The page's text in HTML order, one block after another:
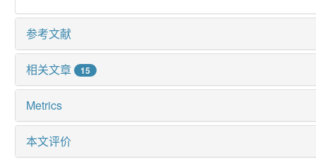
参考文献
相关文章 15
Metrics
本文评价